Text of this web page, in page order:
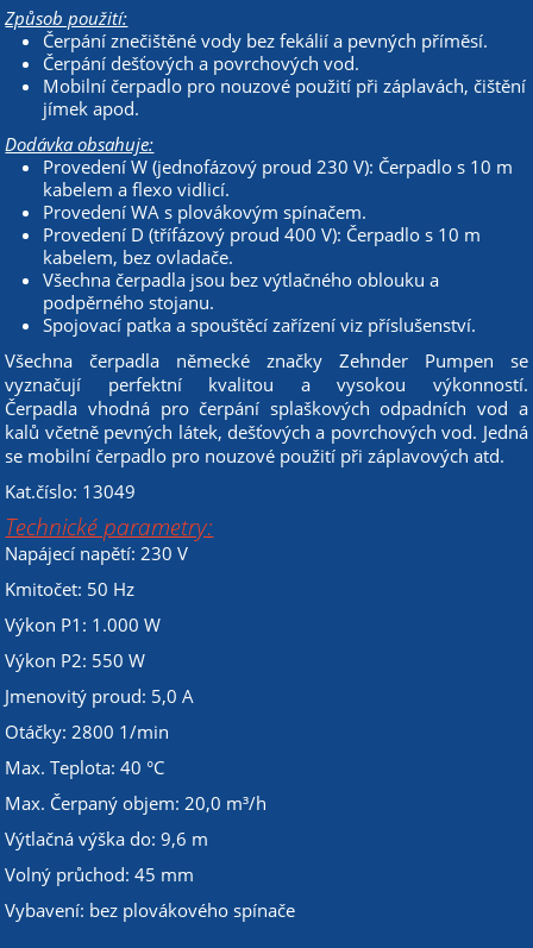
Způsob použití:
Čerpání znečištěné vody bez fekálií a pevných příměsí.
Čerpání dešťových a povrchových vod.
Mobilní čerpadlo pro nouzové použití při záplavách, čištění
jímek apod.
Dodávka obsahuje:
Provedení W (jednofázový proud 230 V): Čerpadlo s 10 m
kabelem a flexo vidlicí.
Provedení WA s plovákovým spínačem.
Provedení D (třífázový proud 400 V): Čerpadlo s 10 m
kabelem, bez ovladače.
Všechna čerpadla jsou bez výtlačného oblouku a
podpěrného stojanu.
Spojovací patka a spouštěcí zařízení viz příslušenství.
Všechna čerpadla německé značky Zehnder Pumpen se
vyznačují perfektní kvalitou a vysokou výkonností.
Čerpadla vhodná pro čerpání splaškových odpadních vod a
kalů včetně pevných látek, dešťových a povrchových vod. Jedná
se mobilní čerpadlo pro nouzové použití při záplavových atd.
Kat.číslo: 13049
Technické parametry:
Napájecí napětí: 230 V
Kmitočet: 50 Hz
Výkon P1: 1.000 W
Výkon P2: 550 W
Jmenovitý proud: 5,0 A
Otáčky: 2800 1/min
Max. Teplota: 40 °C
Max. Čerpaný objem: 20,0 m³/h
Výtlačná výška do: 9,6 m
Volný průchod: 45 mm
Vybavení: bez plovákového spínače